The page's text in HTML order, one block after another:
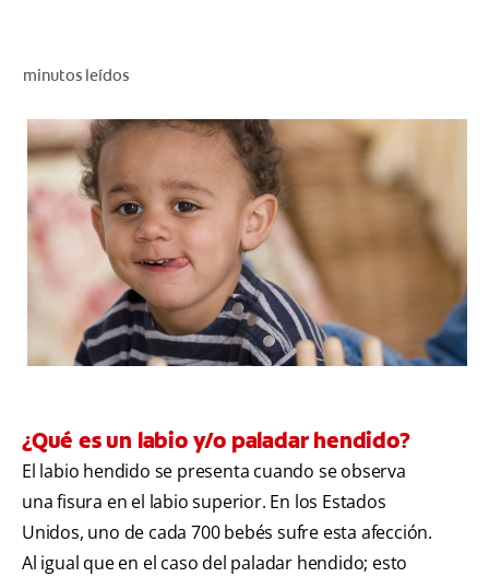
PROMOCIONES
CR (ES)
SUSCRÍBASE
minutos leídos
¿Qué es un labio y/o paladar hendido?
El labio hendido se presenta cuando se observa
una fisura en el labio superior. En los Estados
Unidos, uno de cada 700 bebés sufre esta afección.
Al igual que en el caso del paladar hendido; esto